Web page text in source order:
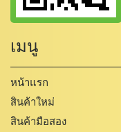
เมนู
หน้าแรก
สินค้าใหม่
สินค้ามือสอง